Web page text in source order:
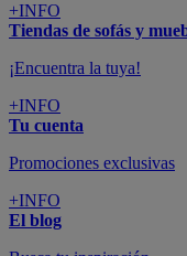
+INFO
Tiendas de sofás y
¡Encuentra la tuya!
+INFO
Tu cuenta
Promociones exclusivas
+INFO
El blog